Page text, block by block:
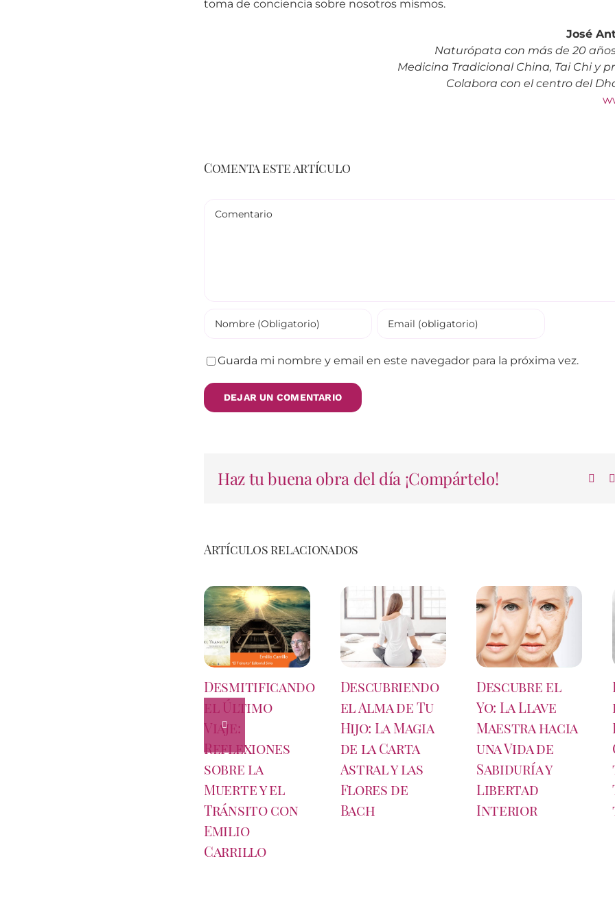
toma de conciencia sobre nosotros mismos.
José
Naturópata con más de 20
Medicina Tradicional China, Tai Chi y
Colabora con el centro del
Comenta este artículo
Guarda mi nombre y email en este navegador para la próxima vez.
Haz tu buena obra del día ¡Compártelo!
Artículos relacionados
Desmitificando
el Último
Viaje:
Reflexiones
sobre la
Muerte y el
Tránsito con
Emilio
Carrillo
Descubriendo
el Alma de Tu
Hijo: La Magia
de la Carta
Astral y las
Flores de
Bach
Descubre el
Yo: La Llave
Maestra hacia
una Vida de
Sabiduría y
Libertad
Interior